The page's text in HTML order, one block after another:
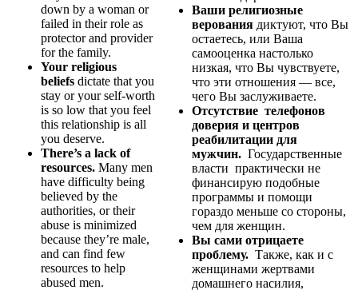
down by a woman or
failed in their role as
protector and provider
for the family.
Your religious
beliefs dictate that you
stay or your self-worth
is so low that you feel
this relationship is all
you deserve.
There’s a lack of
resources. Many men
have difficulty being
believed by the
authorities, or their
abuse is minimized
because they’re male,
and can find few
resources to help
abused men.
Ваши религиозные
верования диктуют, что Вы
остаетесь, или Ваша
самооценка настолько
низкая, что Вы чувствуете,
что эти отношения — все,
чего Вы заслуживаете.
Отсутствие телефонов
доверия и центров
реабилитации для
мужчин. Государственные
власти практически не
финансирую подобные
программы и помощи
гораздо меньше со стороны,
чем для женщин.
Вы сами отрицаете
проблему. Также, как и с
женщинами жертвами
домашнего насилия,